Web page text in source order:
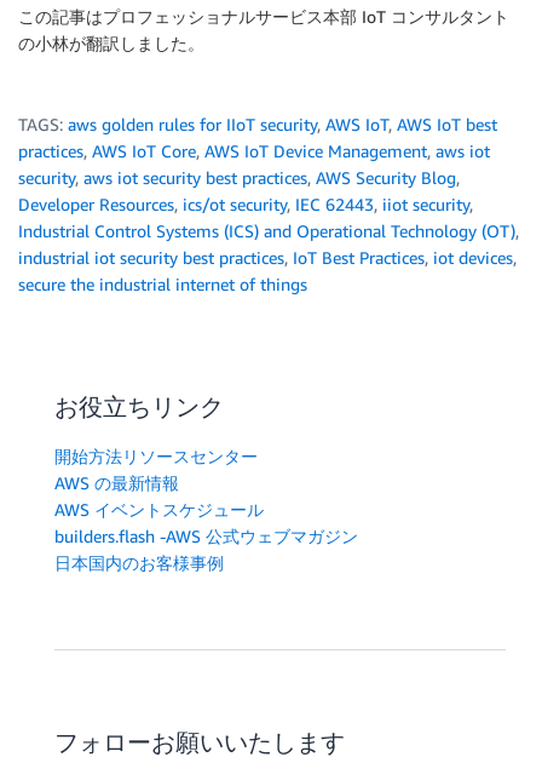
この記事はプロフェッショナルサービス本部 IoT コンサルタント
の小林が翻訳しました。
TAGS: aws golden rules for IIoT security, AWS IoT, AWS IoT best
practices, AWS IoT Core, AWS IoT Device Management, aws iot
security, aws iot security best practices, AWS Security Blog,
Developer Resources, ics/ot security, IEC 62443, iiot security,
Industrial Control Systems (ICS) and Operational Technology (OT),
industrial iot security best practices, IoT Best Practices, iot devices,
secure the industrial internet of things
お役立ちリンク
開始方法リソースセンター
AWS の最新情報
AWS イベントスケジュール
builders.flash -AWS 公式ウェブマガジン
日本国内のお客様事例
フォローお願いいたします